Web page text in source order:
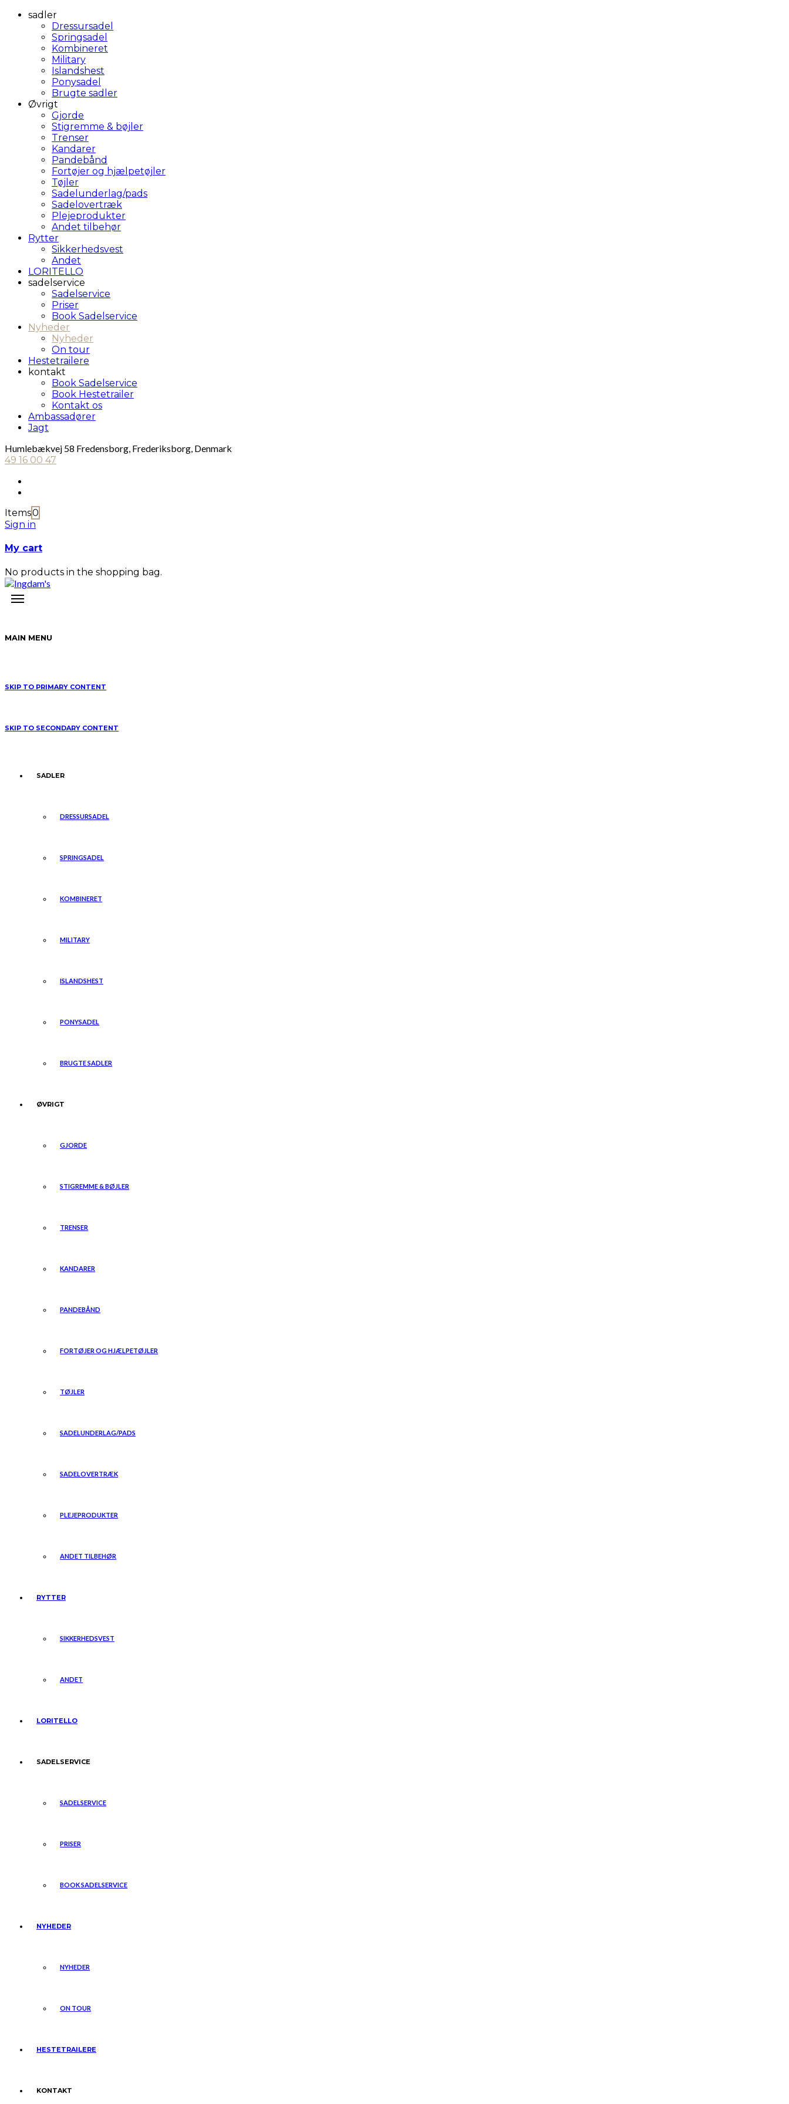
sadler
Dressursadel
Springsadel
Kombineret
Military
Islandshest
Ponysadel
Brugte sadler
Øvrigt
Gjorde
Stigremme & bøjler
Trenser
Kandarer
Pandebånd
Fortøjer og hjælpetøjler
Tøjler
Sadelunderlag/pads
Sadelovertræk
Plejeprodukter
Andet tilbehør
Rytter
Sikkerhedsvest
Andet
LORITELLO
sadelservice
Sadelservice
Priser
Book Sadelservice
Nyheder
Nyheder
On tour
Hestetrailere
kontakt
Book Sadelservice
Book Hestetrailer
Kontakt os
Ambassadører
Jagt
Humlebækvej 58 Fredensborg, Frederiksborg, Denmark
49 16 00 47
Items0
Sign in
My cart
No products in the shopping bag.
MAIN MENU
SKIP TO PRIMARY CONTENT
SKIP TO SECONDARY CONTENT
SADLER
DRESSURSADEL
SPRINGSADEL
KOMBINERET
MILITARY
ISLANDSHEST
PONYSADEL
BRUGTE SADLER
ØVRIGT
GJORDE
STIGREMME & BØJLER
TRENSER
KANDARER
PANDEBÅND
FORTØJER OG HJÆLPETØJLER
TØJLER
SADELUNDERLAG/PADS
SADELOVERTRÆK
PLEJEPRODUKTER
ANDET TILBEHØR
RYTTER
SIKKERHEDSVEST
ANDET
LORITELLO
SADELSERVICE
SADELSERVICE
PRISER
BOOK SADELSERVICE
NYHEDER
NYHEDER
ON TOUR
HESTETRAILERE
KONTAKT